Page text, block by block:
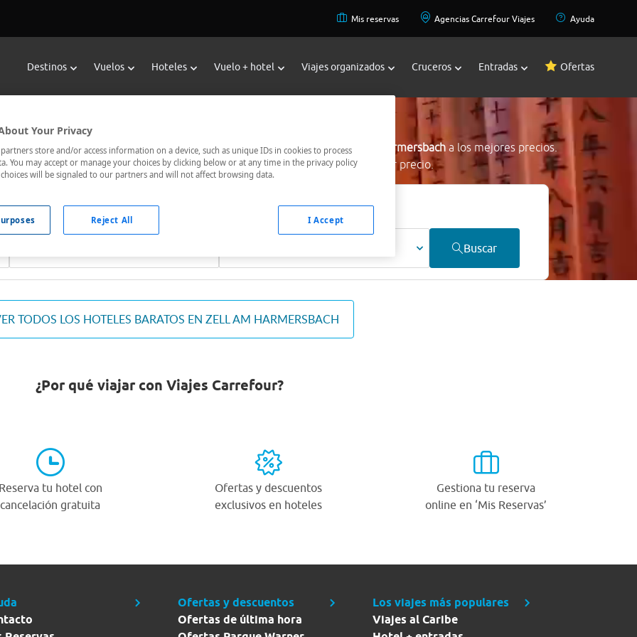
Mis reservas Agencias Carrefour Viajes Ayuda
Destinos Vuelos Hoteles Vuelo + hotel Viajes organizados Cruceros Entradas Ofertas
Hoteles en Zell Am Harmersbach
de hoteles de Viajes Carrefour te ofrecehoteles baratos en Zell Am Harmersbach a los mejores precios.
comunicados, el hotel que busques nosotros te lo encontramos al mejor precio.
Fechas *
Buscar
TODOS LOS HOTELES BARATOS EN ZELL AM HARMERSBACH
¿Por qué viajar con Viajes Carrefour?
Reserva tu hotel con
cancelación gratuita
Ofertas y descuentos
exclusivos en hoteles
Gestiona tu reserva
online en ‘Mis Reservas’
Ofertas y descuentos
Ofertas de última hora
Los viajes más populares
Viajes al Caribe
Your Privacy
store and/or access information on a device, such as unique IDs in cookies to process
You may accept or manage your choices by clicking below or at any time in the privacy policy
choices will be signaled to our partners and will not affect browsing data.
Reject All I Accept